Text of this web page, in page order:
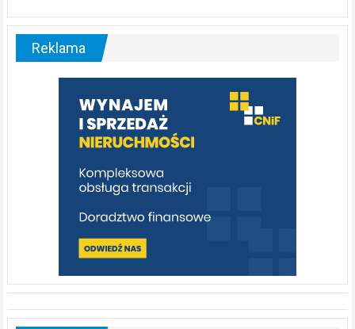
–
warto
poznać
[fotorelacja]
Reklama